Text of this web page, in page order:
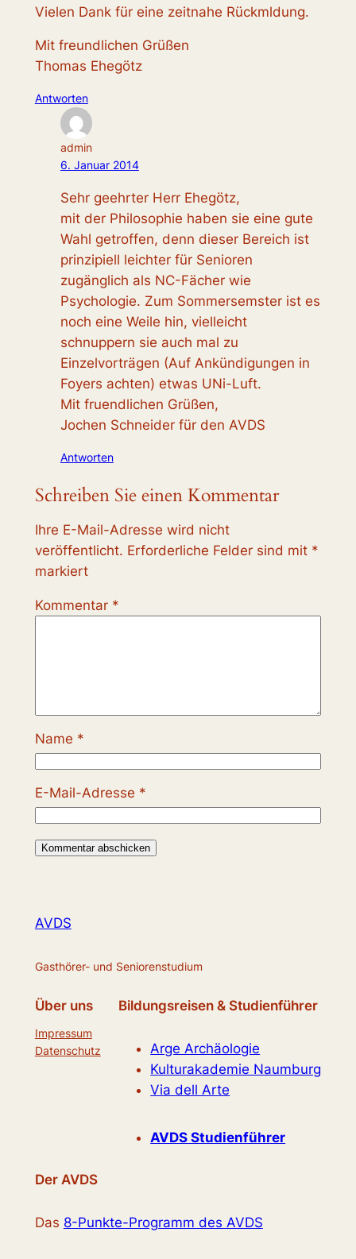
Vielen Dank für eine zeitnahe Rückmldung.
Mit freundlichen Grüßen
Thomas Ehegötz
Antworten
admin
6. Januar 2014
Sehr geehrter Herr Ehegötz,
mit der Philosophie haben sie eine gute
Wahl getroffen, denn dieser Bereich ist
prinzipiell leichter für Senioren
zugänglich als NC-Fächer wie
Psychologie. Zum Sommersemster ist es
noch eine Weile hin, vielleicht
schnuppern sie auch mal zu
Einzelvorträgen (Auf Ankündigungen in
Foyers achten) etwas UNi-Luft.
Mit fruendlichen Grüßen,
Jochen Schneider für den AVDS
Antworten
Schreiben Sie einen Kommentar
Ihre E-Mail-Adresse wird nicht
veröffentlicht. Erforderliche Felder sind mit *
markiert
Kommentar *
Name *
E-Mail-Adresse *
AVDS
Gasthörer- und Seniorenstudium
Über uns
Impressum
Datenschutz
Bildungsreisen & Studienführer
Arge Archäologie
Kulturakademie Naumburg
Via dell Arte
AVDS Studienführer
Der AVDS
Das 8-Punkte-Programm des AVDS